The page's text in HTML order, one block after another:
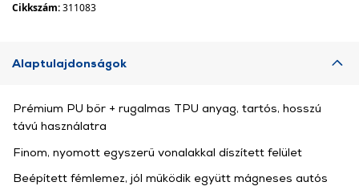
Cikkszám:311083
Alaptulajdonságok
Prémium PU bőr + rugalmas TPU anyag, tartós, hosszú
távú használatra
Finom, nyomott egyszerű vonalakkal díszített felület
Beépített fémlemez, jól működik együtt mágneses autós